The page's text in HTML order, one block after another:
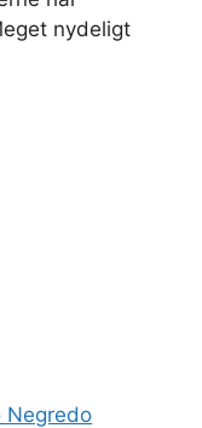
nydeligt
Negredo